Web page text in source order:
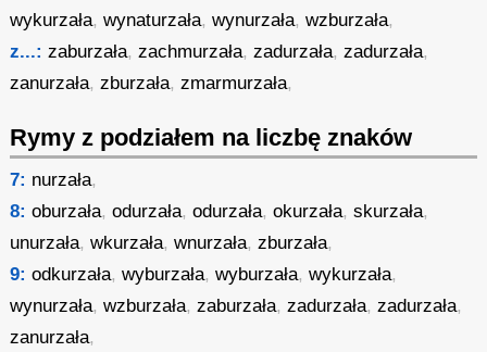
wykurzała,wynaturzała,wynurzała,wzburzała,
z...: zaburzała,zachmurzała,zadurzała,zadurzała,
zanurzała,zburzała,zmarmurzała,
Rymy z podziałem na liczbę znaków
7: nurzała,
8: oburzała,odurzała,odurzała,okurzała,skurzała,
unurzała,wkurzała,wnurzała,zburzała,
9: odkurzała,wyburzała,wyburzała,wykurzała,
wynurzała,wzburzała,zaburzała,zadurzała,zadurzała,
zanurzała,